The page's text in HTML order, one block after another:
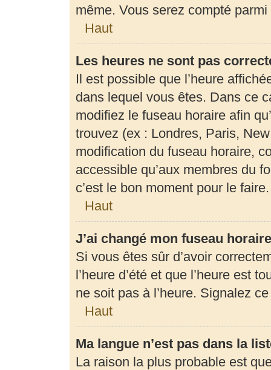
même. Vous serez compté
Haut
Les heures ne sont pas
Il est possible que l’heure
dans lequel vous êtes. Dans ce
modifiez le fuseau horaire afin
trouvez (ex : Londres, Paris,
modification du fuseau horaire,
accessible qu’aux membres du
c’est le bon moment pour le faire.
Haut
J’ai changé mon fuseau
Si vous êtes sûr d’avoir
l’heure d’été et que l’heure est
ne soit pas à l’heure. Signalez
Haut
Ma langue n’est pas dans la
La raison la plus probable est